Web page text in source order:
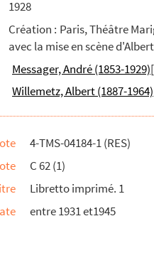
Guitry
1928
Création : Paris, Théâtre
avec la mise en scène
Messager, André (1853-1929)
Willemetz, Albert (1887-1964)
4-TMS-04184-1 (RES)
C 62 (1)
Libretto imprimé. 1
entre 1931 et1945